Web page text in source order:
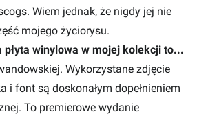
Wiem jednak, że nigdy jej nie
mojego życiorysu.
płyta winylowa w mojej kolekcji to...
Wykorzystane zdjęcie
i font są doskonałym dopełnieniem
To premierowe wydanie